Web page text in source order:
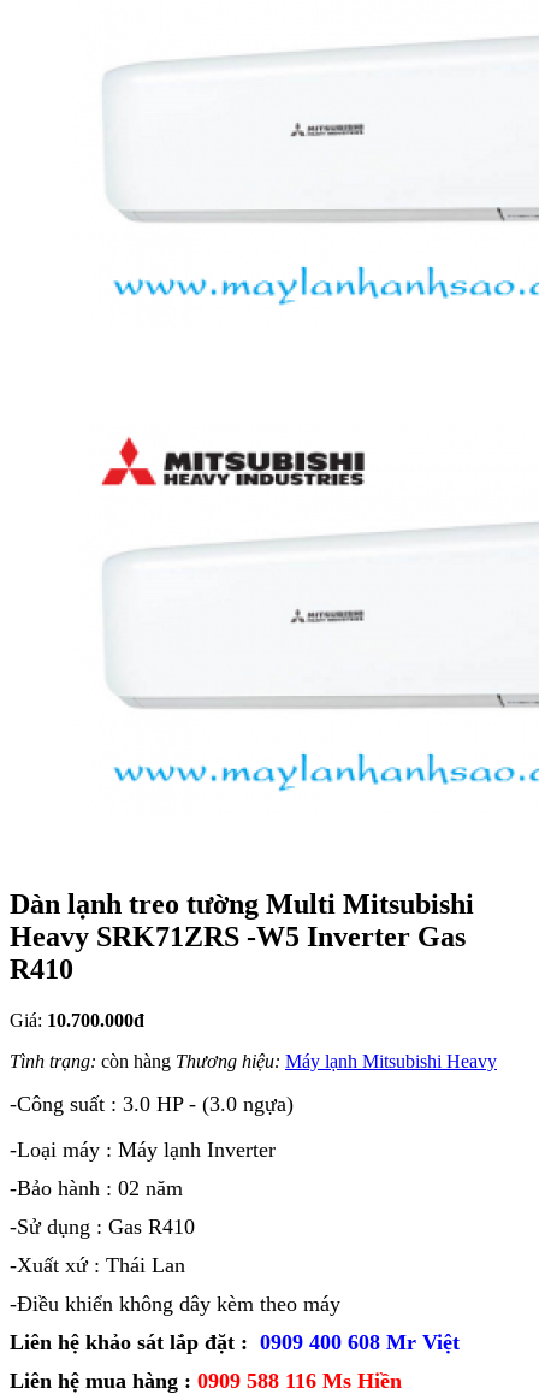
Dàn lạnh treo tường Multi Mitsubishi
Heavy SRK71ZRS -W5 Inverter Gas
R410
Giá: 10.700.000đ
Tình trạng: còn hàng Thương hiệu: Máy lạnh Mitsubishi Heavy
-Công suất : 3.0 HP - (3.0 ngựa)
-Loại máy : Máy lạnh Inverter
-Bảo hành : 02 năm
-Sử dụng : Gas R410
-Xuất xứ : Thái Lan
-Điều khiển không dây kèm theo máy
Liên hệ khảo sát lắp đặt : 0909 400 608 Mr Việt
Liên hệ mua hàng : 0909 588 116 Ms Hiền